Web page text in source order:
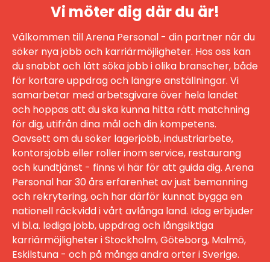
Vi möter dig där du är!
Välkommen till Arena Personal - din partner när du
söker nya jobb och karriärmöjligheter. Hos oss kan
du snabbt och lätt söka jobb i olika branscher, både
för kortare uppdrag och längre anställningar. Vi
samarbetar med arbetsgivare över hela landet
och hoppas att du ska kunna hitta rätt matchning
för dig, utifrån dina mål och din kompetens.
Oavsett om du söker lagerjobb, industriarbete,
kontorsjobb eller roller inom service, restaurang
och kundtjänst - finns vi här för att guida dig. Arena
Personal har 30 års erfarenhet av just bemanning
och rekrytering, och har därför kunnat bygga en
nationell räckvidd i vårt avlånga land. Idag erbjuder
vi bl.a. lediga jobb, uppdrag och långsiktiga
karriärmöjligheter i Stockholm, Göteborg, Malmö,
Eskilstuna - och på många andra orter i Sverige.